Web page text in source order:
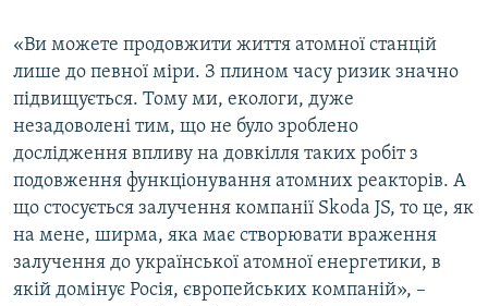
«Ви можете продовжити життя атомної станцій
лише до певної міри. З плином часу ризик значно
підвищується. Тому ми, екологи, дуже
незадоволені тим, що не було зроблено
дослідження впливу на довкілля таких робіт з
подовження функціонування атомних реакторів. А
що стосується залучення компанії Skoda JS, то це, як
на мене, ширма, яка має створювати враження
залучення до української атомної енергетики, в
якій домінує Росія, європейських компаній», –